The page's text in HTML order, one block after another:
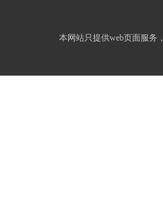
本网站只提供web页面服务